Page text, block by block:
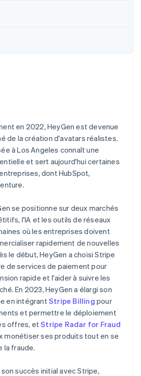
en 2022, HeyGen est devenue
de la création d'avatars réalistes.
à Los Angeles connaît une
et sert aujourd'hui certaines
dont HubSpot,
se positionne sur deux marchés
l'IA et les outils de réseaux
où les entreprises doivent
rapidement de nouvelles
le début, HeyGen a choisi Stripe
de services de paiement pour
rapide et l'aider à suivre les
En 2023, HeyGen a élargi son
en intégrant Stripe Billing pour
et permettre le déploiement
offres, etStripe Radar for Fraud
monétiser ses produits tout en se
la fraude.
succès initial avec Stripe,